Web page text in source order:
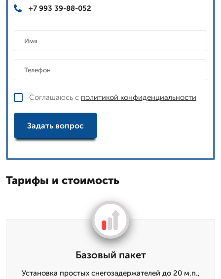
+7 993 39-88-052
Соглашаюсь с политикой конфиденциальности
Задать вопрос
Тарифы и стоимость
Базовый пакет
Установка простых снегозадержателей до 20 м.п.,